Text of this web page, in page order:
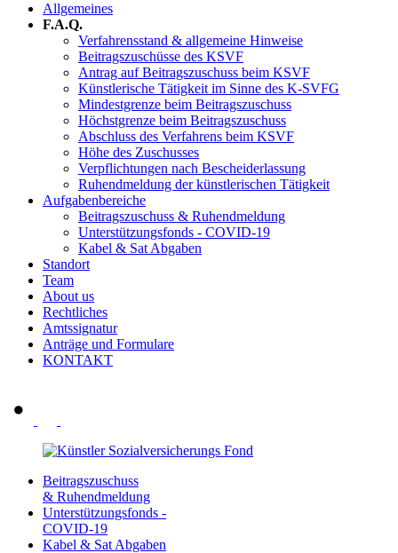
Allgemeines
F.A.Q.
Verfahrensstand & allgemeine Hinweise
Beitragszuschüsse des KSVF
Antrag auf Beitragszuschuss beim KSVF
Künstlerische Tätigkeit im Sinne des K-SVFG
Mindestgrenze beim Beitragszuschuss
Höchstgrenze beim Beitragszuschuss
Abschluss des Verfahrens beim KSVF
Höhe des Zuschusses
Verpflichtungen nach Bescheiderlassung
Ruhendmeldung der künstlerischen Tätigkeit
Aufgabenbereiche
Beitragszuschuss & Ruhendmeldung
Unterstützungsfonds - COVID-19
Kabel & Sat Abgaben
Standort
Team
About us
Rechtliches
Amtssignatur
Anträge und Formulare
KONTAKT
Beitragszuschuss
& Ruhendmeldung
Unterstützungsfonds -
COVID-19
Kabel & Sat Abgaben